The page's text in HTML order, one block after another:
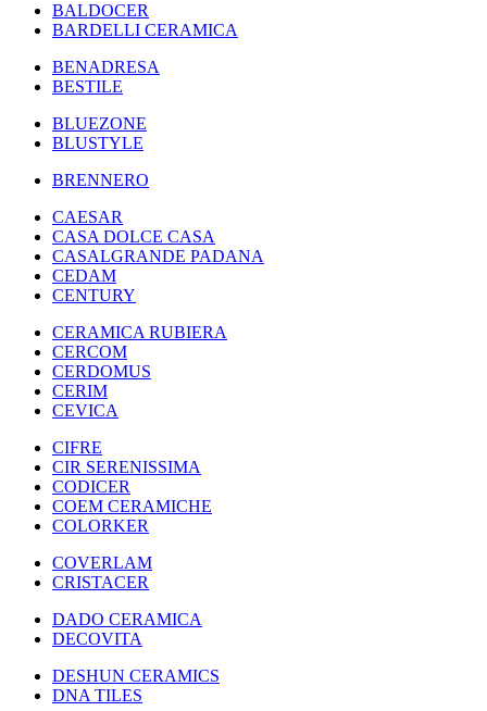
BALDOCER
BARDELLI CERAMICA
BENADRESA
BESTILE
BLUEZONE
BLUSTYLE
BRENNERO
CAESAR
CASA DOLCE CASA
CASALGRANDE PADANA
CEDAM
CENTURY
CERAMICA RUBIERA
CERCOM
CERDOMUS
CERIM
CEVICA
CIFRE
CIR SERENISSIMA
CODICER
COEM CERAMICHE
COLORKER
COVERLAM
CRISTACER
DADO CERAMICA
DECOVITA
DESHUN CERAMICS
DNA TILES